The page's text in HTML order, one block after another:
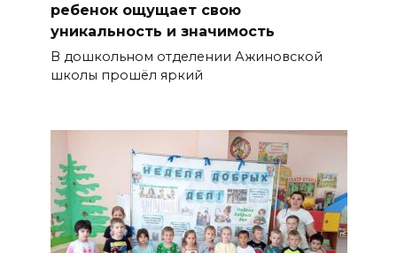
ребенок ощущает свою
уникальность и значимость
В дошкольном отделении Ажиновской
школы прошёл яркий